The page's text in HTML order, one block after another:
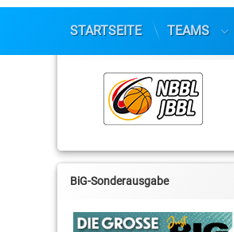
STARTSEITE TEAMS
BiG-Sonderausgabe